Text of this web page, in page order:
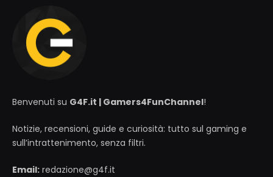
Benvenuti su G4F.it | Gamers4FunChannel!
Notizie, recensioni, guide e curiosità: tutto sul gaming e
sull’intrattenimento, senza filtri.
Email: redazione@g4f.it